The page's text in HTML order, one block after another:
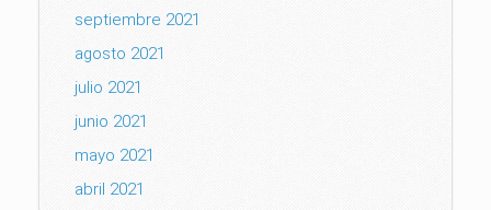
septiembre 2021
agosto 2021
julio 2021
junio 2021
mayo 2021
abril 2021